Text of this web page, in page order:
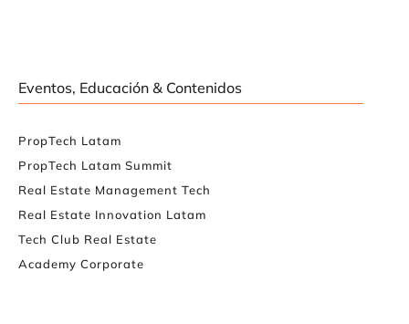
Eventos, Educación & Contenidos
PropTech Latam
PropTech Latam Summit
Real Estate Management Tech
Real Estate Innovation Latam
Tech Club Real Estate
Academy Corporate